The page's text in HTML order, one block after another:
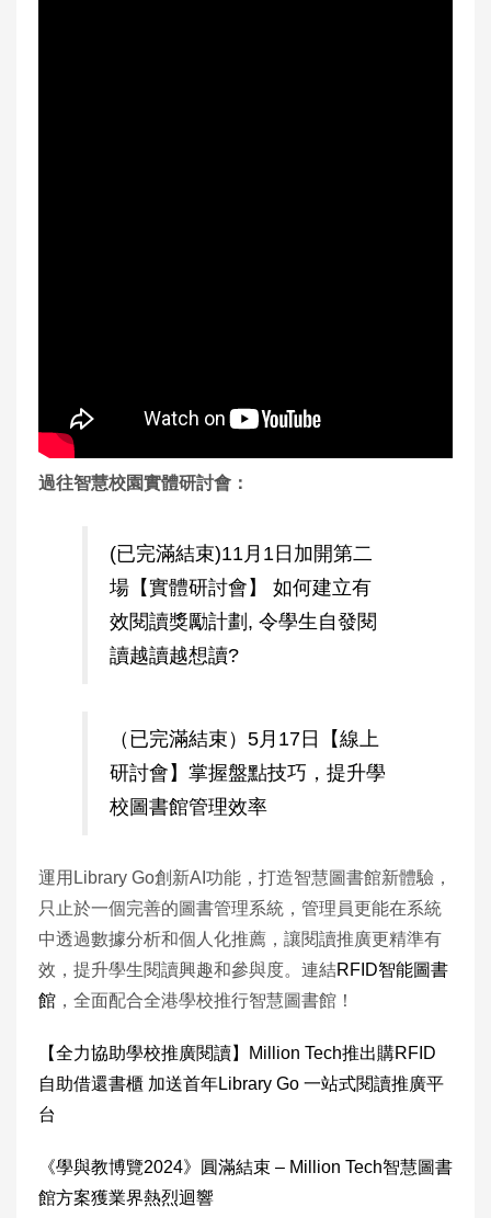
過往智慧校園實體研討會：
(已完滿結束)11月1日加開第二
場【實體研討會】 如何建立有
效閱讀獎勵計劃, 令學生自發閱
讀越讀越想讀?
（已完滿結束）5月17日【線上
研討會】掌握盤點技巧，提升學
校圖書館管理效率
運用Library Go創新AI功能，打造智慧圖書館新體驗，
只止於一個完善的圖書管理系統，管理員更能在系統
中透過數據分析和個人化推薦，讓閱讀推廣更精準有
效，提升學生閱讀興趣和參與度。連結RFID智能圖書
館 ，全面配合全港學校推行智慧圖書館！
【全力協助學校推廣閱讀】Million Tech推出購RFID
自助借還書櫃 加送首年Library Go 一站式閱讀推廣平
台
《學與教博覽2024》圓滿結束 – Million Tech智慧圖書
館方案獲業界熱烈迴響